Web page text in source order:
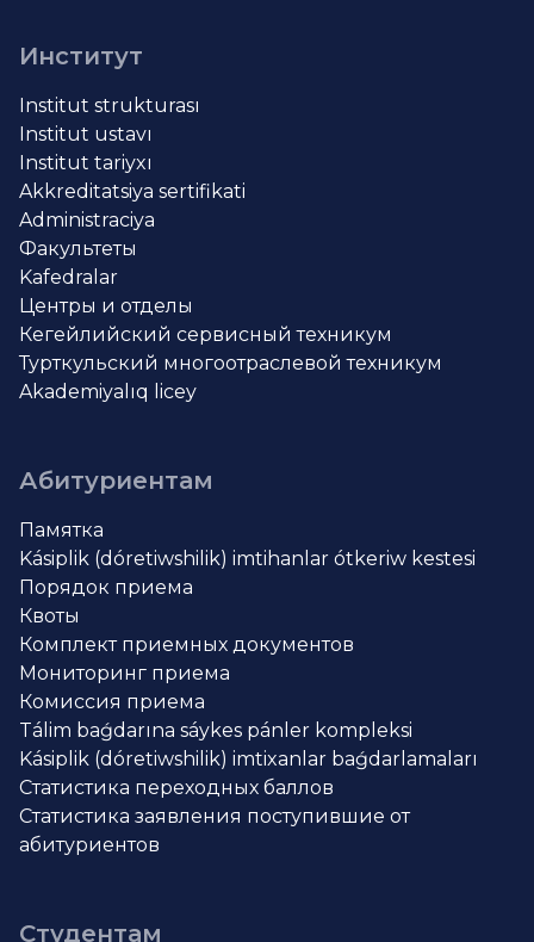
Институт
Institut strukturası
Institut ustavı
Institut tariyxı
Akkreditatsiya sertifikati
Administraciya
Факультеты
Kafedralar
Центры и отделы
Кегейлийский сервисный техникум
Турткульский многоотраслевой техникум
Akademiyalıq licey
Абитуриентам
Памятка
Kásiplik (dóretiwshilik) imtihanlar ótkeriw kestesi
Порядок приема
Квоты
Комплект приемных документов
Мониторинг приема
Комиссия приема
Tálim baǵdarına sáykes pánler kompleksi
Kásiplik (dóretiwshilik) imtixanlar baǵdarlamaları
Статистика переходных баллов
Статистика заявления поступившие от
абитуриентов
Студентам